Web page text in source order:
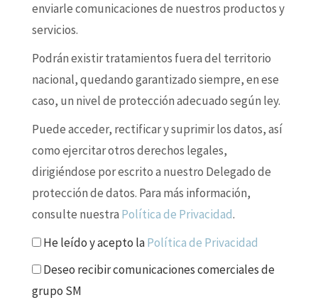
enviarle comunicaciones de nuestros productos y
servicios.
Podrán existir tratamientos fuera del territorio
nacional, quedando garantizado siempre, en ese
caso, un nivel de protección adecuado según ley.
Puede acceder, rectificar y suprimir los datos, así
como ejercitar otros derechos legales,
dirigiéndose por escrito a nuestro Delegado de
protección de datos. Para más información,
consulte nuestra Política de Privacidad.
He leído y acepto laPolítica de Privacidad
Deseo recibir comunicaciones comerciales de
grupo SM